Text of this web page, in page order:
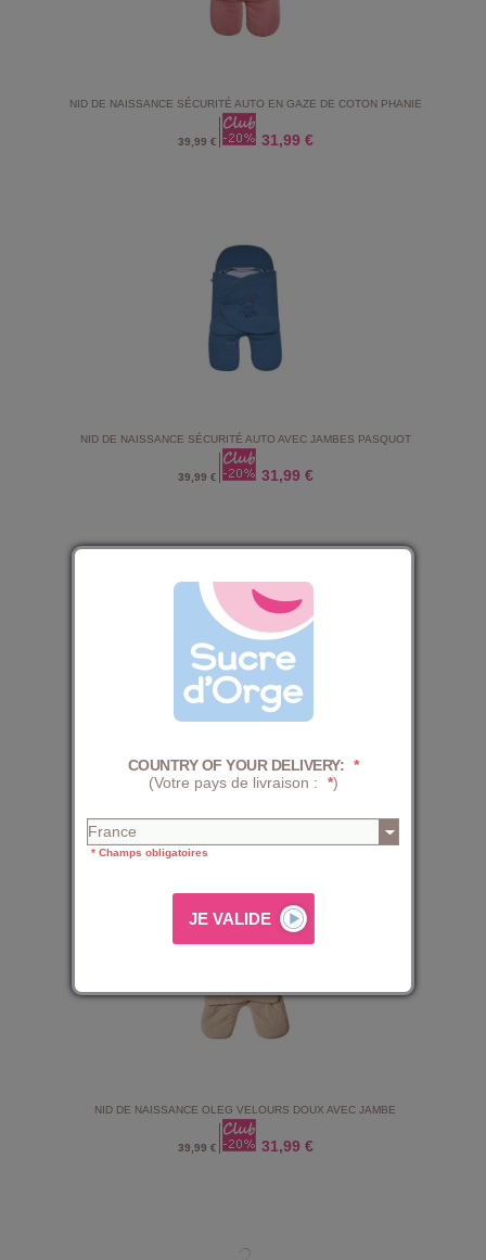
NID DE NAISSANCE SÉCURITÉ AUTO EN GAZE DE COTON PHANIE
39,99 € 31,99 €
NID DE NAISSANCE SÉCURITÉ AUTO AVEC JAMBES PASQUOT
39,99 € 31,99 €
NID DE NAISSANCE NICOLIN AVEC JAMBE SECURITE AUTO
NID DE NAISSANCE OLEG VELOURS DOUX AVEC JAMBE
39,99 € 31,99 €
COUNTRY OF YOUR DELIVERY: *
(Votre pays de livraison :
*)
* Champs obligatoires